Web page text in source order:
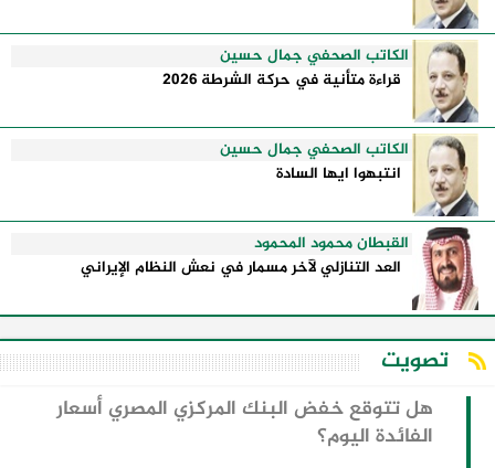
الكاتب الصحفي جمال حسين
قراءة متأنية في حركة الشرطة 2026
الكاتب الصحفي جمال حسين
انتبهوا ايها السادة
القبطان محمود المحمود
العد التنازلي لآخر مسمار في نعش النظام الإيراني
تصويت
هل تتوقع خفض البنك المركزي المصري أسعار
الفائدة اليوم؟